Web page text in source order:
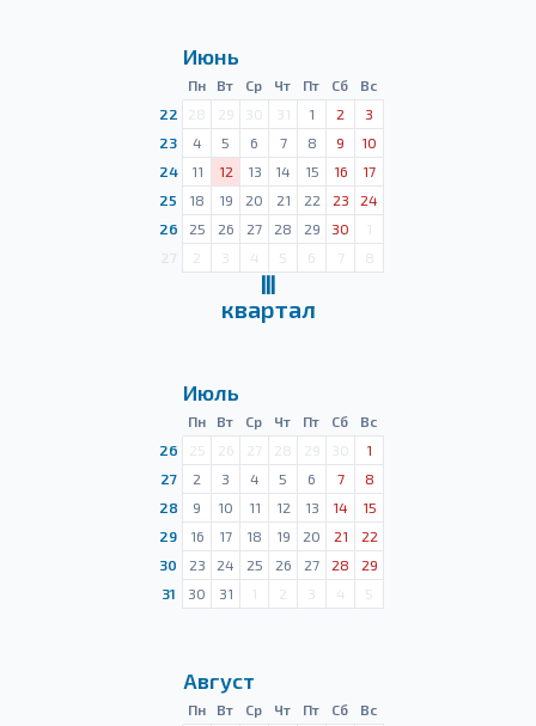
Июнь
Пн Вт Ср Чт Пт Сб
Вс
22
28 29 30 31 1 2
3
23
4 5 6 7 8 9
10
24
11 12 13 14 15 16
17
25
18 19 20 21 22 23
24
26
25 26 27 28 29 30
1
2 3 4 5 6 7 8
Ⅲ
квартал
Июль
Пн Вт Ср Чт Пт Сб
Вс
26
25 26 27 28 29 30
1
27
2 3 4 5 6 7
8
28
9 10 11 12 13 14
15
29
16 17 18 19 20 21
22
30
23 24 25 26 27 28
29
31
30 31 1 2 3 4 5
Август
Пн Вт Ср Чт Пт Сб
Вс